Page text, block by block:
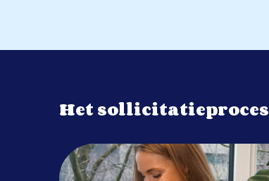
Het sollicitatieproces